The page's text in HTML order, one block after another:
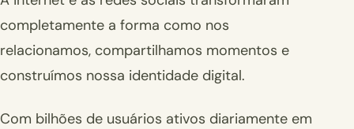
completamente a forma como nos
relacionamos, compartilhamos momentos e
construímos nossa identidade digital.
Com bilhões de usuários ativos diariamente em